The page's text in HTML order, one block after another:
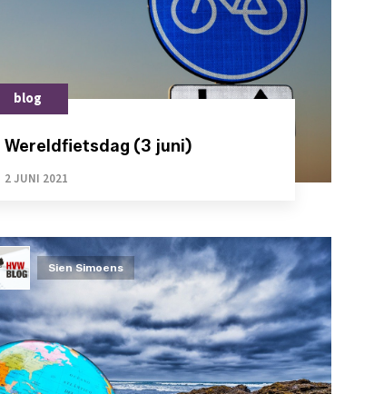
blog
Wereldfietsdag (3 juni)
2 JUNI 2021
Sien Simoens